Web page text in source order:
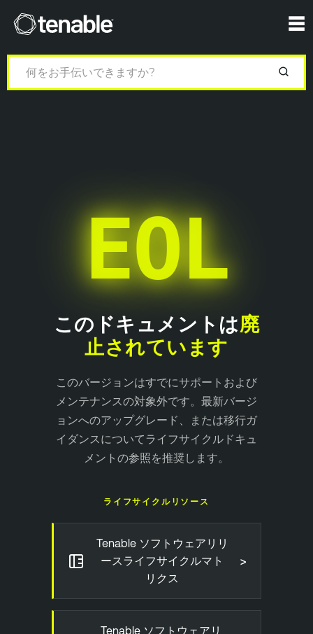
Tenable ☰
EOL
このドキュメントは廃
止されています
このバージョンはすでにサポートおよび
メンテナンスの対象外です。最新バージ
ョンへのアップグレード、または移行ガ
イダンスについてライフサイクルドキュ
メントの参照を推奨します。
ライフサイクルリソース
Tenable ソフトウェアリリ
ースライフサイクルマト
リクス
>
Tenable ソフトウェアリ